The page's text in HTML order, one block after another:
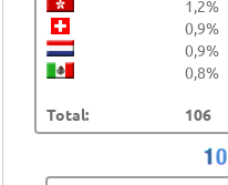
1,2%
0,9%
0,9%
0,8%
Total: 106